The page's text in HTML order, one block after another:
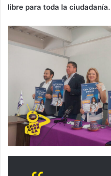
libre para toda la ciudadanía.